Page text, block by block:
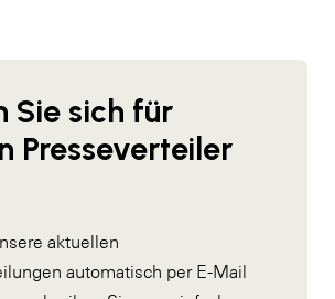
Sie sich für
Presseverteiler
aktuellen
automatisch per E-Mail